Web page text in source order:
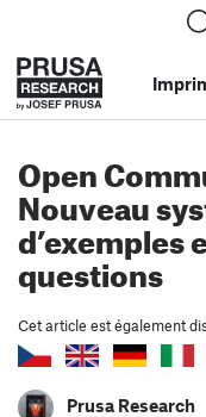
Open
Nouveau
d’exemples
questions
Cet article est également
Prusa Research